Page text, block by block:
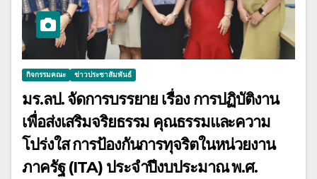
กิจกรรมคณะ ข่าวประชาสัมพันธ์
มร.ลป. จัดการบรรยาย เรื่อง การปฏิบัติงาน
เพื่อส่งเสริมจริยธรรม คุณธรรมและความ
โปร่งใส การป้องกันการทุจริตในหน่วยงาน
ภาครัฐ (ITA) ประจำปีงบประมาณ พ.ศ.